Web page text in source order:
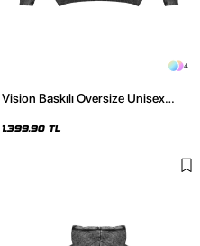
4
Vision Baskılı Oversize Unisex
1.399,90 TL